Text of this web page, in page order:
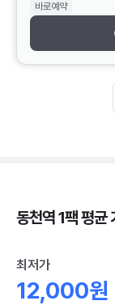
바로예약
동천역 1팩 평
최저가
12,000원